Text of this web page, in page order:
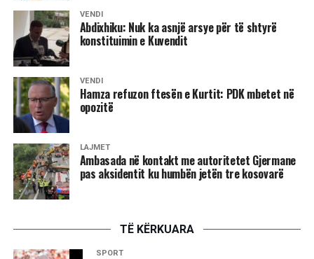
VENDI
Abdixhiku: Nuk ka asnjë arsye për të shtyrë
konstituimin e Kuvendit
VENDI
Hamza refuzon ftesën e Kurtit: PDK mbetet në
opozitë
LAJMET
Ambasada në kontakt me autoritetet Gjermane
pas aksidentit ku humbën jetën tre kosovarë
TË KËRKUARA
SPORT